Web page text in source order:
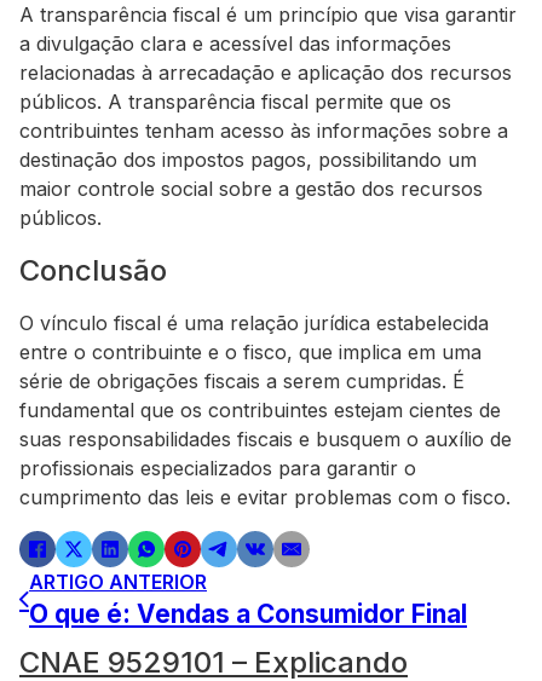
A transparência fiscal é um princípio que visa garantir
a divulgação clara e acessível das informações
relacionadas à arrecadação e aplicação dos recursos
públicos. A transparência fiscal permite que os
contribuintes tenham acesso às informações sobre a
destinação dos impostos pagos, possibilitando um
maior controle social sobre a gestão dos recursos
públicos.
Conclusão
O vínculo fiscal é uma relação jurídica estabelecida
entre o contribuinte e o fisco, que implica em uma
série de obrigações fiscais a serem cumpridas. É
fundamental que os contribuintes estejam cientes de
suas responsabilidades fiscais e busquem o auxílio de
profissionais especializados para garantir o
cumprimento das leis e evitar problemas com o fisco.
ARTIGO ANTERIOR
O que é: Vendas a Consumidor Final
CNAE 9529101 – Explicando